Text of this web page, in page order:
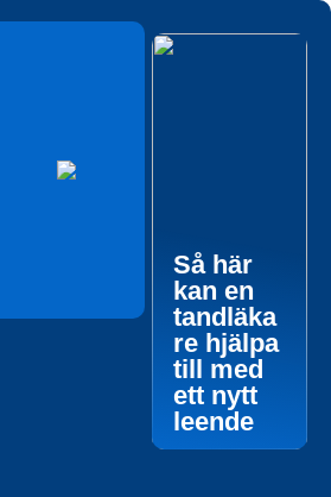
Så här
kan en
tandläka
re hjälpa
till med
ett nytt
leende